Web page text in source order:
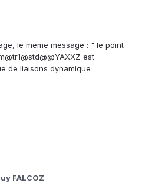
le meme message : " le point
est
de liaisons dynamique
FALCOZ